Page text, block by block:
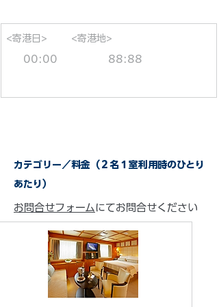
<寄港日>
00:00
<寄港地>
88:88
カテゴリー／料金（２名１室利用時のひとり
あたり）
お問合せフォームにてお問合せください